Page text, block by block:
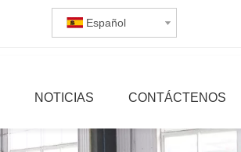
Español
NOTICIAS CONTÁCTENOS